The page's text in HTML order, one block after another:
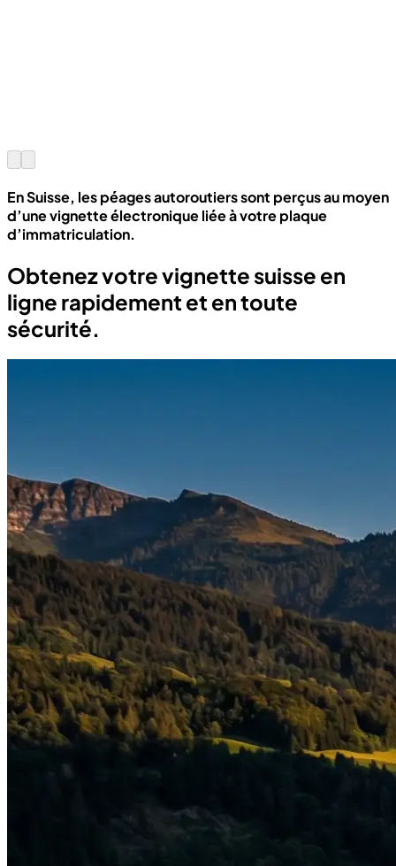
En Suisse, les péages autoroutiers sont perçus au moyen
d’une vignette électronique liée à votre plaque
d’immatriculation.
Obtenez votre vignette suisse en
ligne rapidement et en toute
sécurité.